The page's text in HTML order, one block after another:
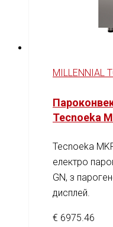
MILLENNIAL
Tecnoeka
Tecnoeka
електро
GN, з
дисплей.
€ 6975.46